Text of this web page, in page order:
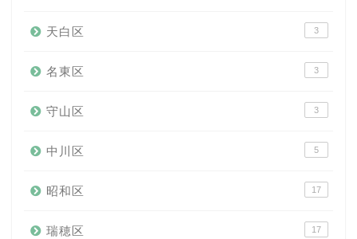
天白区 3
名東区 3
守山区 3
中川区 5
昭和区 17
瑞穂区 17